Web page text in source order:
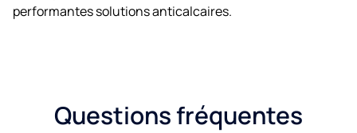
performantes solutions anticalcaires.
Questions fréquentes